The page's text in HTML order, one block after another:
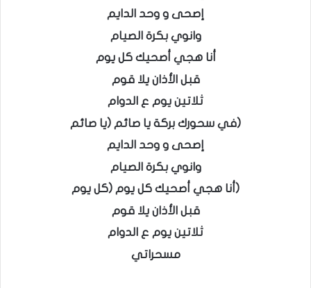
إصحى و وحد الدايم
وانوي بكرة الصيام
أنا هجي أصحيك كل يوم
قبل الأذان يلا قوم
ثلاتين يوم ع الدوام
(في سحورك بركة يا صائم (يا صائم
إصحى و وحد الدايم
وانوي بكرة الصيام
(أنا هجي أصحيك كل يوم (كل يوم
قبل الأذان يلا قوم
ثلاتين يوم ع الدوام
مسحراتي